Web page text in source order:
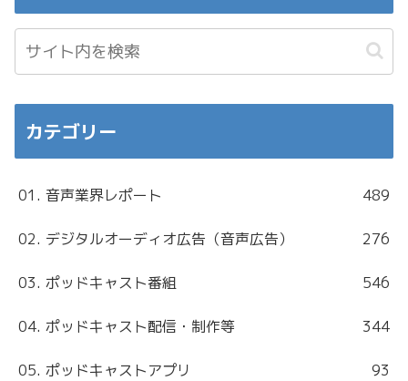
カテゴリー
01. 音声業界レポート 489
02. デジタルオーディオ広告（音声広告） 276
03. ポッドキャスト番組 546
04. ポッドキャスト配信・制作等 344
05. ポッドキャストアプリ 93